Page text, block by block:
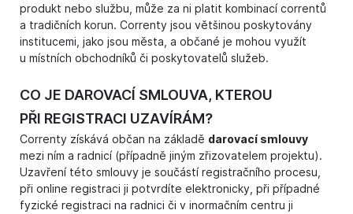
produkt nebo službu, může za ni platit kombinací correntů
a tradičních korun. Correnty jsou většinou poskytovány
institucemi, jako jsou města, a občané je mohou využít
u místních obchodníků či poskytovatelů služeb.
CO JE DAROVACÍ SMLOUVA, KTEROU
PŘI REGISTRACI UZAVÍRÁM?
Correnty získává občan na základě darovací smlouvy
mezi ním a radnicí (případně jiným zřizovatelem projektu).
Uzavření této smlouvy je součástí registračního procesu,
při online registraci ji potvrdíte elektronicky, při případné
fyzické registraci na radnici či v inormačním centru ji